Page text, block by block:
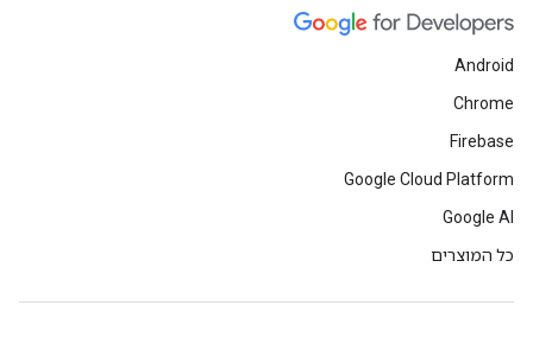
Android
Chrome
Firebase
Google Cloud Platform
Google AI
כל המוצרים